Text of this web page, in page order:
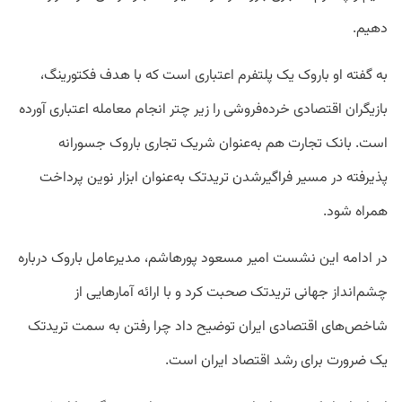
دهیم.
به گفته او باروک یک پلتفرم اعتباری است که با هدف فکتورینگ،
بازیگران اقتصادی خرده‌فروشی را زیر چتر انجام معامله اعتباری آورده
است. بانک تجارت هم به‌عنوان شریک تجاری باروک جسورانه
پذیرفته در مسیر فراگیرشدن تریدتک به‌عنوان ابزار نوین پرداخت
همراه شود.
در ادامه این نشست امیر مسعود پورهاشم، مدیرعامل باروک درباره
چشم‌انداز جهانی تریدتک صحبت کرد و با ارائه آمارهایی از
شاخص‌های اقتصادی ایران توضیح داد چرا رفتن به سمت تریدتک
یک ضرورت برای رشد اقتصاد ایران است.